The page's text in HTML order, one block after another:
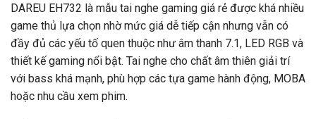
DAREU EH732 là mẫu tai nghe gaming giá rẻ được khá nhiều
game thủ lựa chọn nhờ mức giá dễ tiếp cận nhưng vẫn có
đầy đủ các yếu tố quen thuộc như âm thanh 7.1, LED RGB và
thiết kế gaming nổi bật. Tai nghe cho chất âm thiên giải trí
với bass khá mạnh, phù hợp các tựa game hành động, MOBA
hoặc nhu cầu xem phim.